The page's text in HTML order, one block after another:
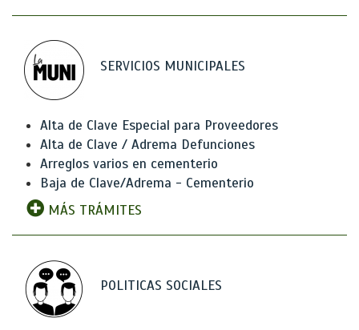
SERVICIOS MUNICIPALES
Alta de Clave Especial para Proveedores
Alta de Clave / Adrema Defunciones
Arreglos varios en cementerio
Baja de Clave/Adrema - Cementerio
MÁS TRÁMITES
POLITICAS SOCIALES